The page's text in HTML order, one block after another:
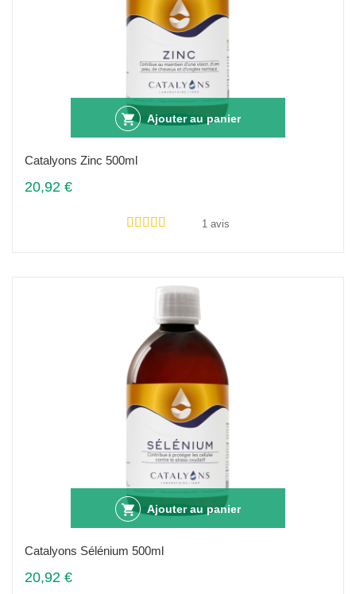
Ajouter au panier
Catalyons Zinc 500ml
20,92 €
1 avis
Ajouter au panier
Catalyons Sélénium 500ml
20,92 €